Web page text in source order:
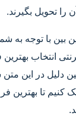
را تحویل بگیرند.
بین با توجه به
انتخاب
دلیل در این متن
کنیم تا بهترین